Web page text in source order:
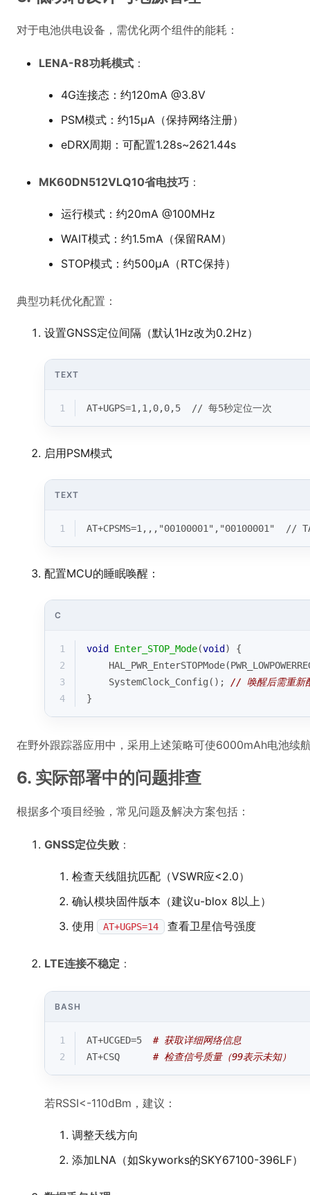
对于电池供电设备，需优化两个组件的能耗：
LENA-R8功耗模式 ：
4G连接态：约120mA @3.8V
PSM模式：约15μA（保持网络注册）
eDRX周期：可配置1.28s~2621.44s
MK60DN512VLQ10省电技巧 ：
运行模式：约20mA @100MHz
WAIT模式：约1.5mA（保留RAM）
STOP模式：约500μA（RTC保持）
典型功耗优化配置：
设置GNSS定位间隔（默认1Hz改为0.2Hz）
TEXT
1 AT+UGPS=1,1,0,0,5  // 每5秒定位一次
启用PSM模式
TEXT
1 AT+CPSMS=1,,,"00100001","00100001"  //
配置MCU的睡眠唤醒：
C
1 void Enter_STOP_Mode(void )
{
2
3
    SystemClock_Config();
// 唤醒后需重新
4
}
在野外跟踪器应用中，采用上述策略可使6000mAh电池续
6. 实际部署中的问题排查
根据多个项目经验，常见问题及解决方案包括：
GNSS定位失败 ：
检查天线阻抗匹配（VSWR应<2.0）
确认模块固件版本（建议u-blox 8以上）
使用
AT+UGPS=14 查看卫星信号强度
LTE连接不稳定 ：
BASH
1 AT+UCGED=5 # 获取详细网络信息
2
AT+CSQ # 检查信号质量（99表示未知）
若RSSI<-110dBm，建议：
调整天线方向
添加LNA（如Skyworks的SKY67100-396LF）